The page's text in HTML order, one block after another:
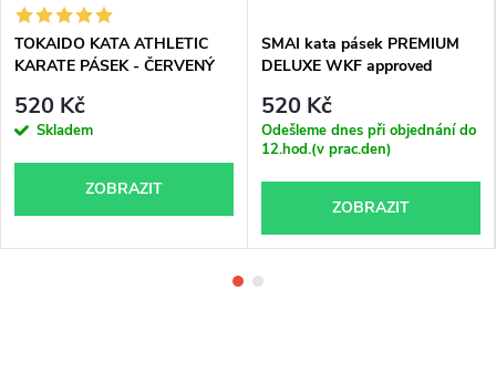
TOKAIDO KATA ATHLETIC
KARATE PÁSEK - ČERVENÝ
520 Kč
Skladem
ZOBRAZIT
SMAI kata pásek PREMIUM
DELUXE WKF approved
520 Kč
Odešleme dnes při objednání do
12.hod.(v prac.den)
ZOBRAZIT